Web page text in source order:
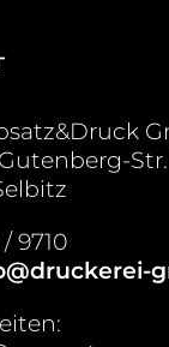
Str.
9710